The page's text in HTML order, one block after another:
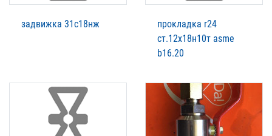
задвижка 31с18нж
прокладка r24
ст.12х18н10т asme
b16.20